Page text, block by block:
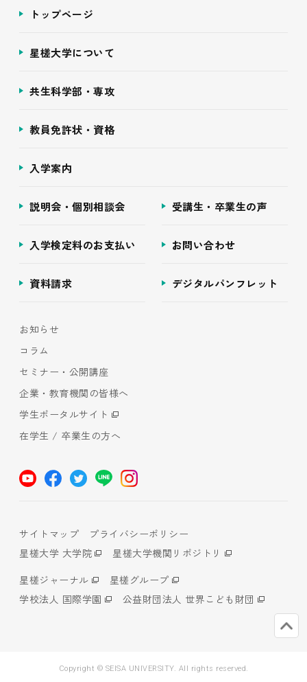
トップページ
星槎大学について
共生科学部・専攻
教員免許状・資格
入学案内
説明会・個別相談会 受講生・卒業生の声
入学検定料のお支払い お問い合わせ
資料請求 デジタルパンフレット
お知らせ
コラム
セミナー・公開講座
企業・教育機関の皆様へ
学生ポータルサイト
在学生 / 卒業生の方へ
サイトマップ
プライバシーポリシー
星槎大学 大学院
星槎大学機関リポジトリ
星槎ジャーナル
星槎グループ
学校法人 国際学園
公益財団法人 世界こども財団
Copyright © SEISA UNIVERSITY. All rights reserved.